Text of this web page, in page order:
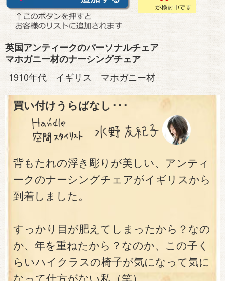
英国アンティークのパーソナルチェア
マホガニー材のナーシングチェア
1910年代 イギリス マホガニー材
買い付けうらばなし･･･
背もたれの浮き彫りが美しい、アンティ
ークのナーシングチェアがイギリスから
到着しました。
すっかり目が肥えてしまったから？なの
か、年を重ねたから？なのか、この子く
らいハイクラスの椅子が気になって気に